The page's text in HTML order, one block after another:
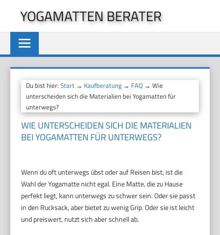
springen
YOGAMATTEN BERATER
Du bist hier:Start → Kaufberatung → FAQ → Wie
unterscheiden sich die Materialien bei Yogamatten für
unterwegs?
WIE UNTERSCHEIDEN SICH DIE MATERIALIEN
BEI YOGAMATTEN FÜR UNTERWEGS?
Wenn du oft unterwegs übst oder auf Reisen bist, ist die
Wahl der Yogamatte nicht egal. Eine Matte, die zu Hause
perfekt liegt, kann unterwegs zu schwer sein. Oder sie passt
in den Rucksack, aber bietet zu wenig Grip. Oder sie ist leicht
und preiswert, nutzt sich aber schnell ab.